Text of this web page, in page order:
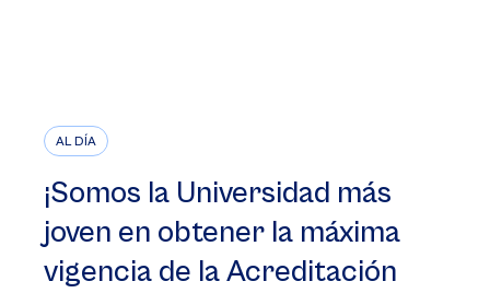
AL DÍA
¡Somos la Universidad más
joven en obtener la máxima
vigencia de la Acreditación